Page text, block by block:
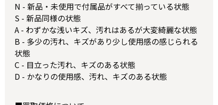
N - 新品・未使用で付属品がすべて揃っている状態
S - 新品同様の状態
A - わずかな浅いキズ、汚れはあるが大変綺麗な状態
B - 多少の汚れ、キズがあり少し使用感の感じられる
状態
C - 目立った汚れ、キズのある状態
D - かなりの使用感、汚れ、キズのある状態